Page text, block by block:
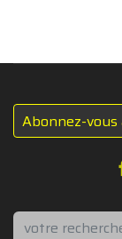
Abonnez-
Rechercher